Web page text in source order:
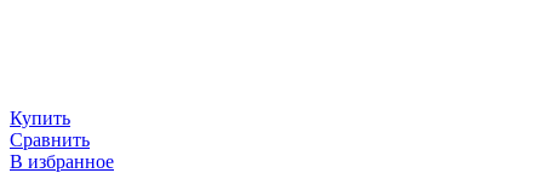
Купить
Сравнить
В избранное